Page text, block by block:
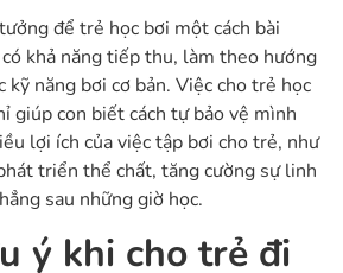
để trẻ học bơi một cách bài
khả năng tiếp thu, làm theo hướng
kỹ năng bơi cơ bản. Việc cho trẻ học
giúp con biết cách tự bảo vệ mình
lợi ích của việc tập bơi cho trẻ, như
triển thể chất, tăng cường sự linh
sau những giờ học.
ý khi cho trẻ đi